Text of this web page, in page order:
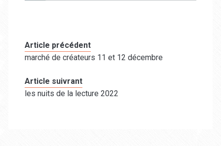
Article précédent
marché de créateurs 11 et 12 décembre
Article suivrant
les nuits de la lecture 2022